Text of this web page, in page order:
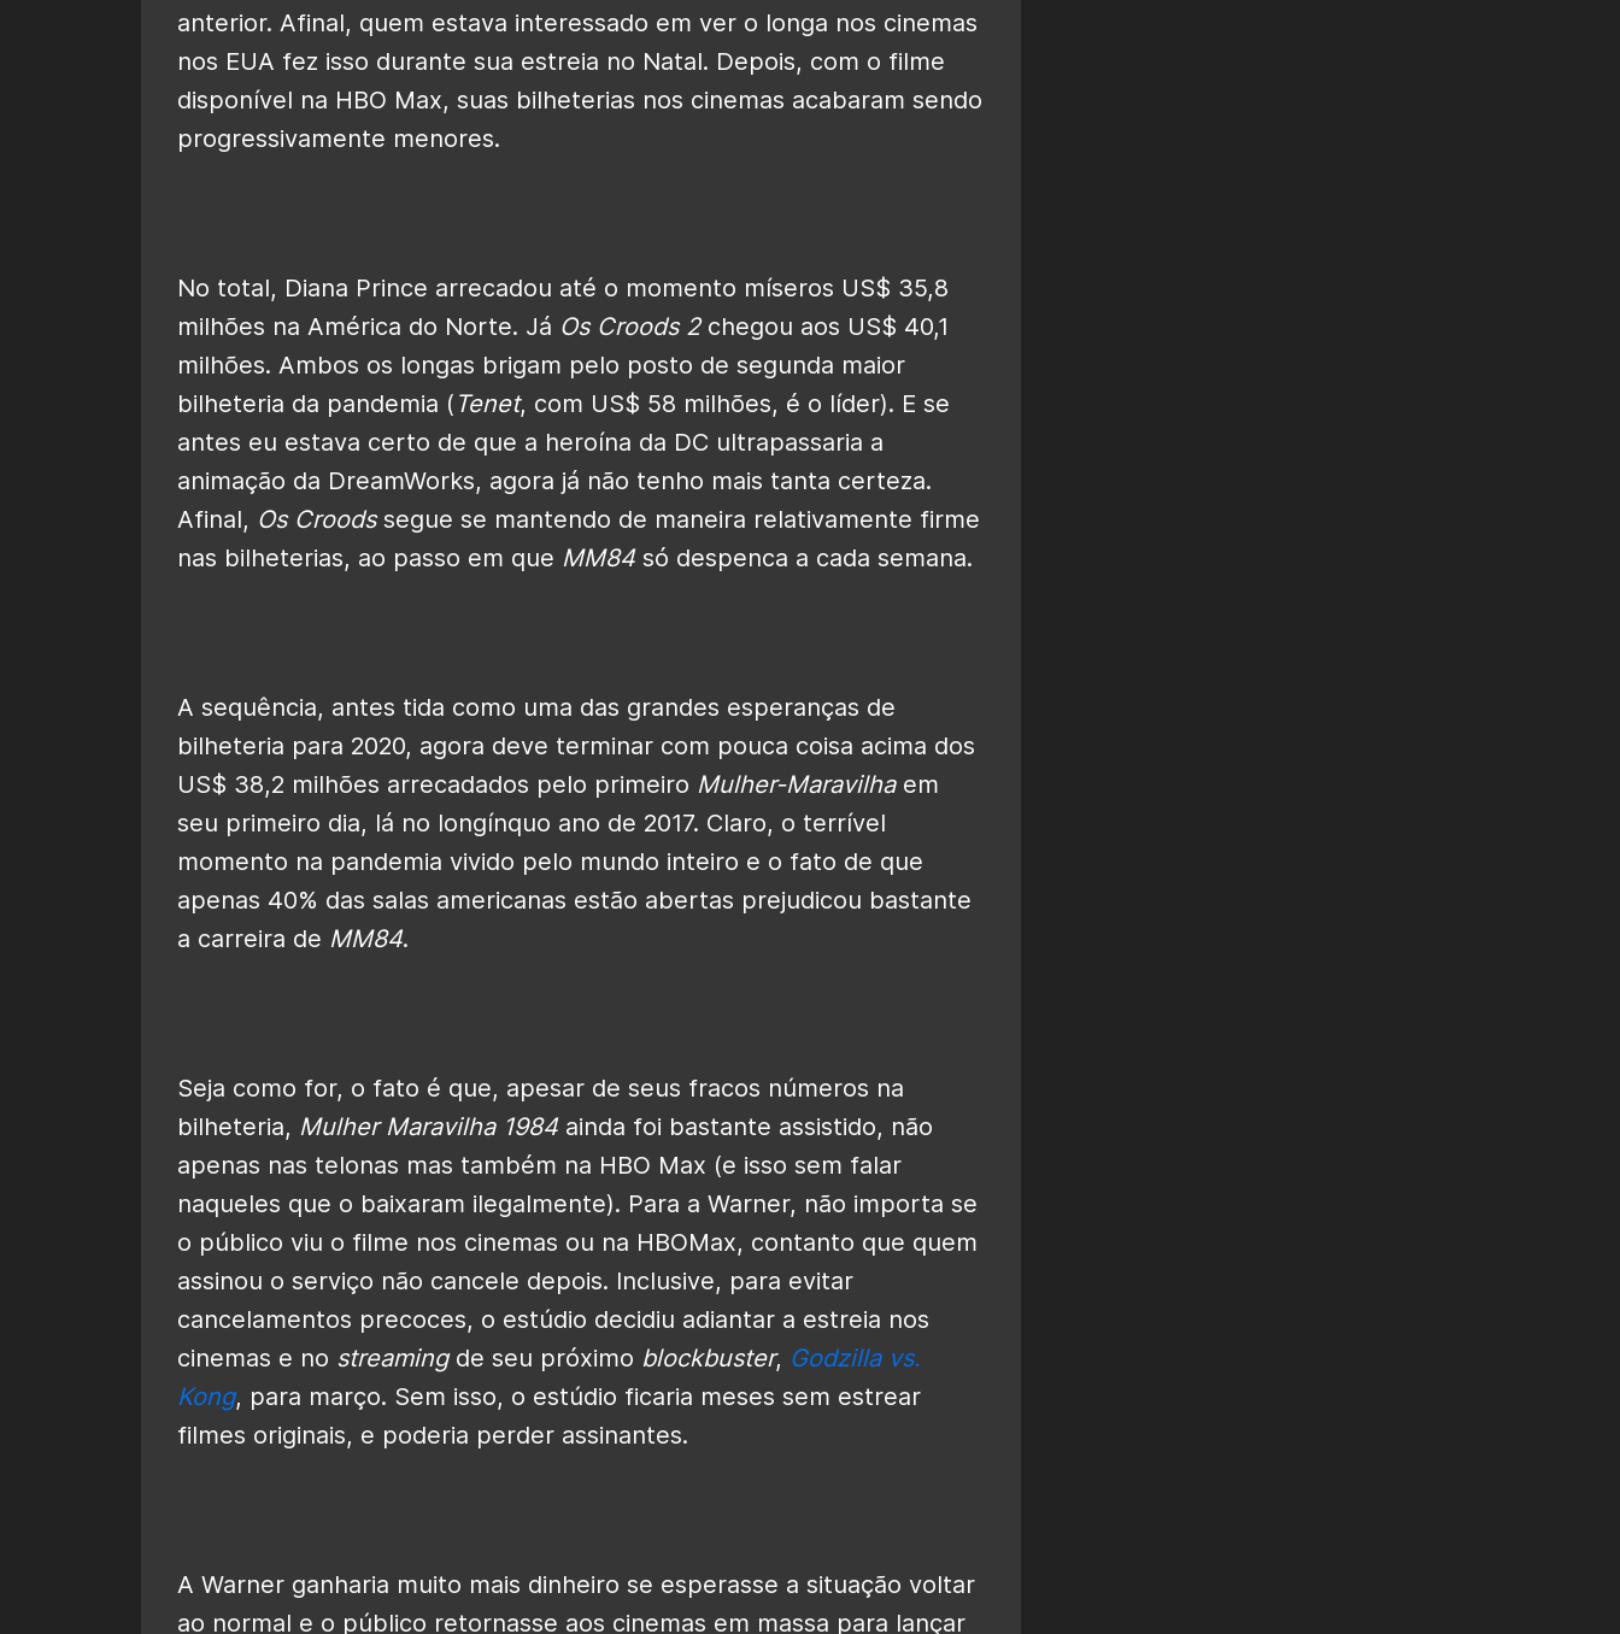
anterior. Afinal, quem estava interessado em ver o longa nos cinemas
nos EUA fez isso durante sua estreia no Natal. Depois, com o filme
disponível na HBO Max, suas bilheterias nos cinemas acabaram sendo
progressivamente menores.
No total, Diana Prince arrecadou até o momento míseros US$ 35,8
milhões na América do Norte. Já Os Croods 2chegou aos US$ 40,1
milhões. Ambos os longas brigam pelo posto de segunda maior
bilheteria da pandemia ( Tenet, com US$ 58 milhões, é o líder). E se
antes eu estava certo de que a heroína da DC ultrapassaria a
animação da DreamWorks, agora já não tenho mais tanta certeza.
Afinal, Os Croodssegue se mantendo de maneira relativamente firme
nas bilheterias, ao passo em que MM84só despenca a cada semana.
A sequência, antes tida como uma das grandes esperanças de
bilheteria para 2020, agora deve terminar com pouca coisa acima dos
US$ 38,2 milhões arrecadados pelo primeiro Mulher-Maravilhaem
seu primeiro dia, lá no longínquo ano de 2017. Claro, o terrível
momento na pandemia vivido pelo mundo inteiro e o fato de que
apenas 40% das salas americanas estão abertas prejudicou bastante
a carreira de MM84.
Seja como for, o fato é que, apesar de seus fracos números na
bilheteria, Mulher Maravilha 1984ainda foi bastante assistido, não
apenas nas telonas mas também na HBO Max (e isso sem falar
naqueles que o baixaram ilegalmente). Para a Warner, não importa se
o público viu o filme nos cinemas ou na HBOMax, contanto que quem
assinou o serviço não cancele depois. Inclusive, para evitar
cancelamentos precoces, o estúdio decidiu adiantar a estreia nos
cinemas e no streamingde seu próximo blockbuster, Godzilla vs.
Kong, para março. Sem isso, o estúdio ficaria meses sem estrear
filmes originais, e poderia perder assinantes.
A Warner ganharia muito mais dinheiro se esperasse a situação voltar
ao normal e o público retornasse aos cinemas em massa para lançar